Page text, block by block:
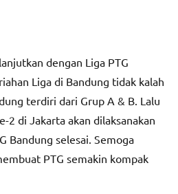
dengan Liga PTG
Liga di Bandung tidak kalah
terdiri dari Grup A & B. Lalu
2 di Jakarta akan dilaksanakan
Bandung selesai. Semoga
PTG semakin kompak